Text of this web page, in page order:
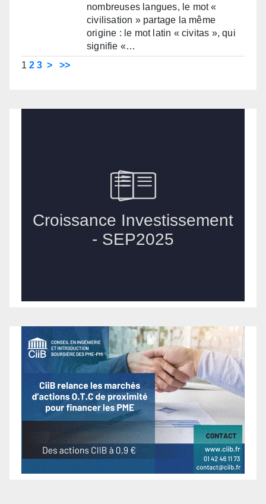
nombreuses langues, le mot «
civilisation » partage la même
origine : le mot latin « civitas », qui
signifie «…
1 2 3 > >>